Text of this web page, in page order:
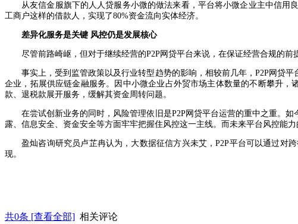
从友信金服旗下的人人贷服务小微的做法来看，平台将小微企业主中信
工商户这样的借款人，实现了80%资金流向实体经济。
差异化服务是关键 风控仍是发展核心
尽管前路崎岖，但对于继续经营的P2P网贷平台来说，在保证经营合规的
事实上，受到监管政策以及行业转型趋势的影响，相较前几年，P2P网贷
企业，拓展供应链金融服务。因中小微企业占外贸市场主体数量的不断攀升
款、退税款展开服务，缓解其资金周转问题。
在尝试创新业务的同时，风险管理依旧是P2P网贷平台运营的重中之重。
露、信息安全、资金安全等方面牢牢把握住风控这一主线。而未来平台风控能
盈灿咨询研究员卢芷冉认为，大数据征信方兴未艾，P2P平台可以通过对
现。
共0条 [查看全部] 相关评论